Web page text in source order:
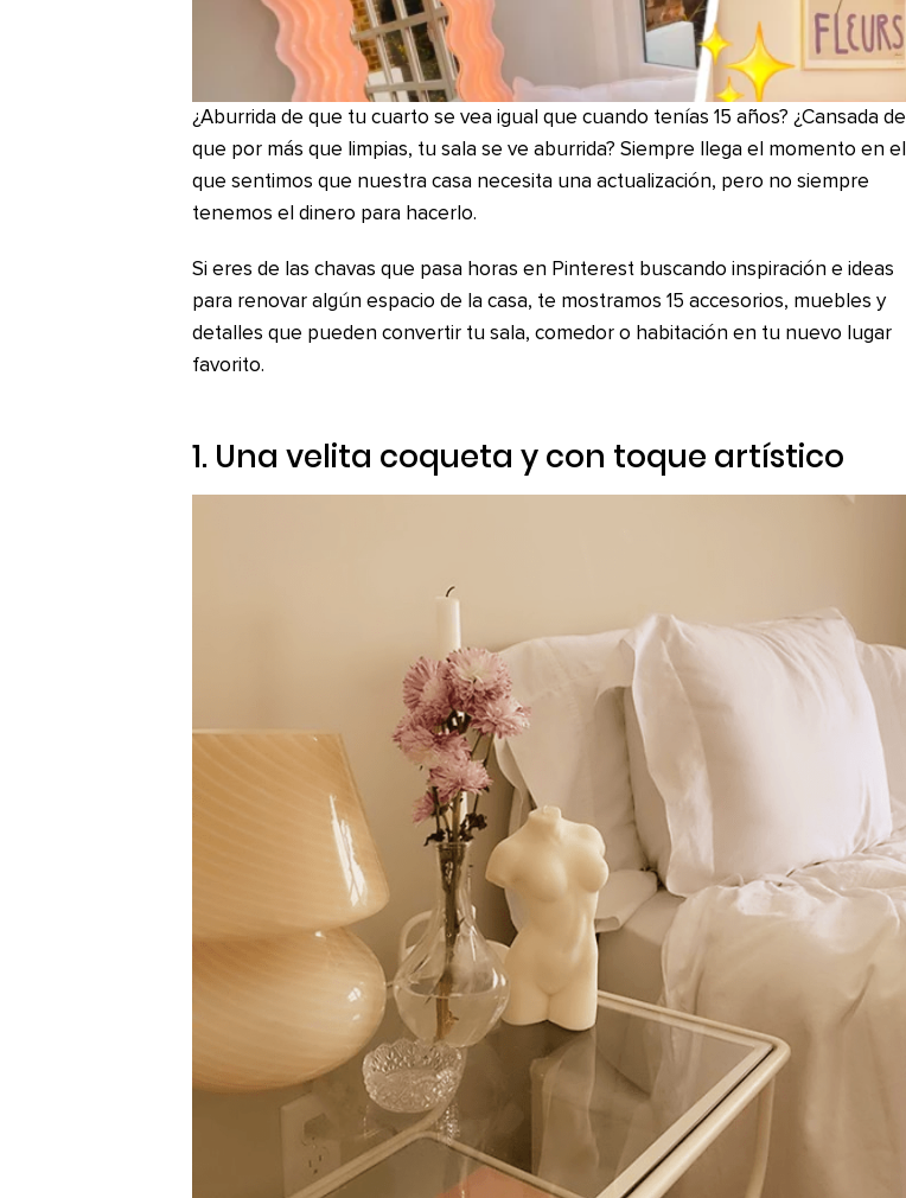
¿Aburrida de que tu cuarto se vea igual que cuando tenías 15 años? ¿Cansada de
que por más que limpias, tu sala se ve aburrida? Siempre llega el momento en el
que sentimos que nuestra casa necesita una actualización, pero no siempre
tenemos el dinero para hacerlo.
Si eres de las chavas que pasa horas en Pinterest buscando inspiración e ideas
para renovar algún espacio de la casa, te mostramos 15 accesorios, muebles y
detalles que pueden convertir tu sala, comedor o habitación en tu nuevo lugar
favorito.
1. Una velita coqueta y con toque artístico